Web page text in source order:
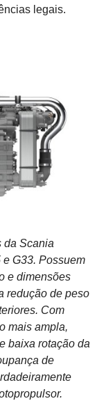
legais.
da Scania
G33. Possuem
e dimensões
redução de peso
Com
mais ampla,
baixa rotação da
de